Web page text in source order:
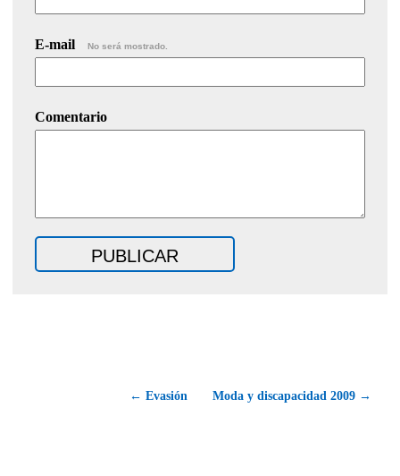
E-mail No será mostrado.
Comentario
← Evasión Moda y discapacidad 2009 →